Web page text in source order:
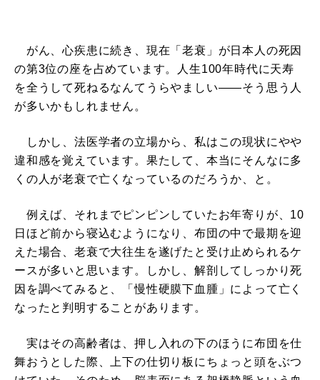
がん、心疾患に続き、現在「老衰」が日本人の死因
の第3位の座を占めています。人生100年時代に天寿
を全うして死ねるなんてうらやましい――そう思う人
が多いかもしれません。
しかし、法医学者の立場から、私はこの現状にやや
違和感を覚えています。果たして、本当にそんなに多
くの人が老衰で亡くなっているのだろうか、と。
例えば、それまでピンピンしていたお年寄りが、10
日ほど前から寝込むようになり、布団の中で最期を迎
えた場合、老衰で大往生を遂げたと受け止められるケ
ースが多いと思います。しかし、解剖してしっかり死
因を調べてみると、「慢性硬膜下血腫」によって亡く
なったと判明することがあります。
実はその高齢者は、押し入れの下のほうに布団を仕
舞おうとした際、上下の仕切り板にちょっと頭をぶつ